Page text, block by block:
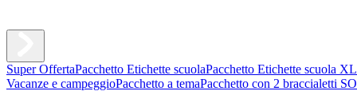
Super OffertaPacchetto Etichette scuolaPacchetto Etichette scuola XL
Vacanze e campeggioPacchetto a temaPacchetto con 2 braccialetti